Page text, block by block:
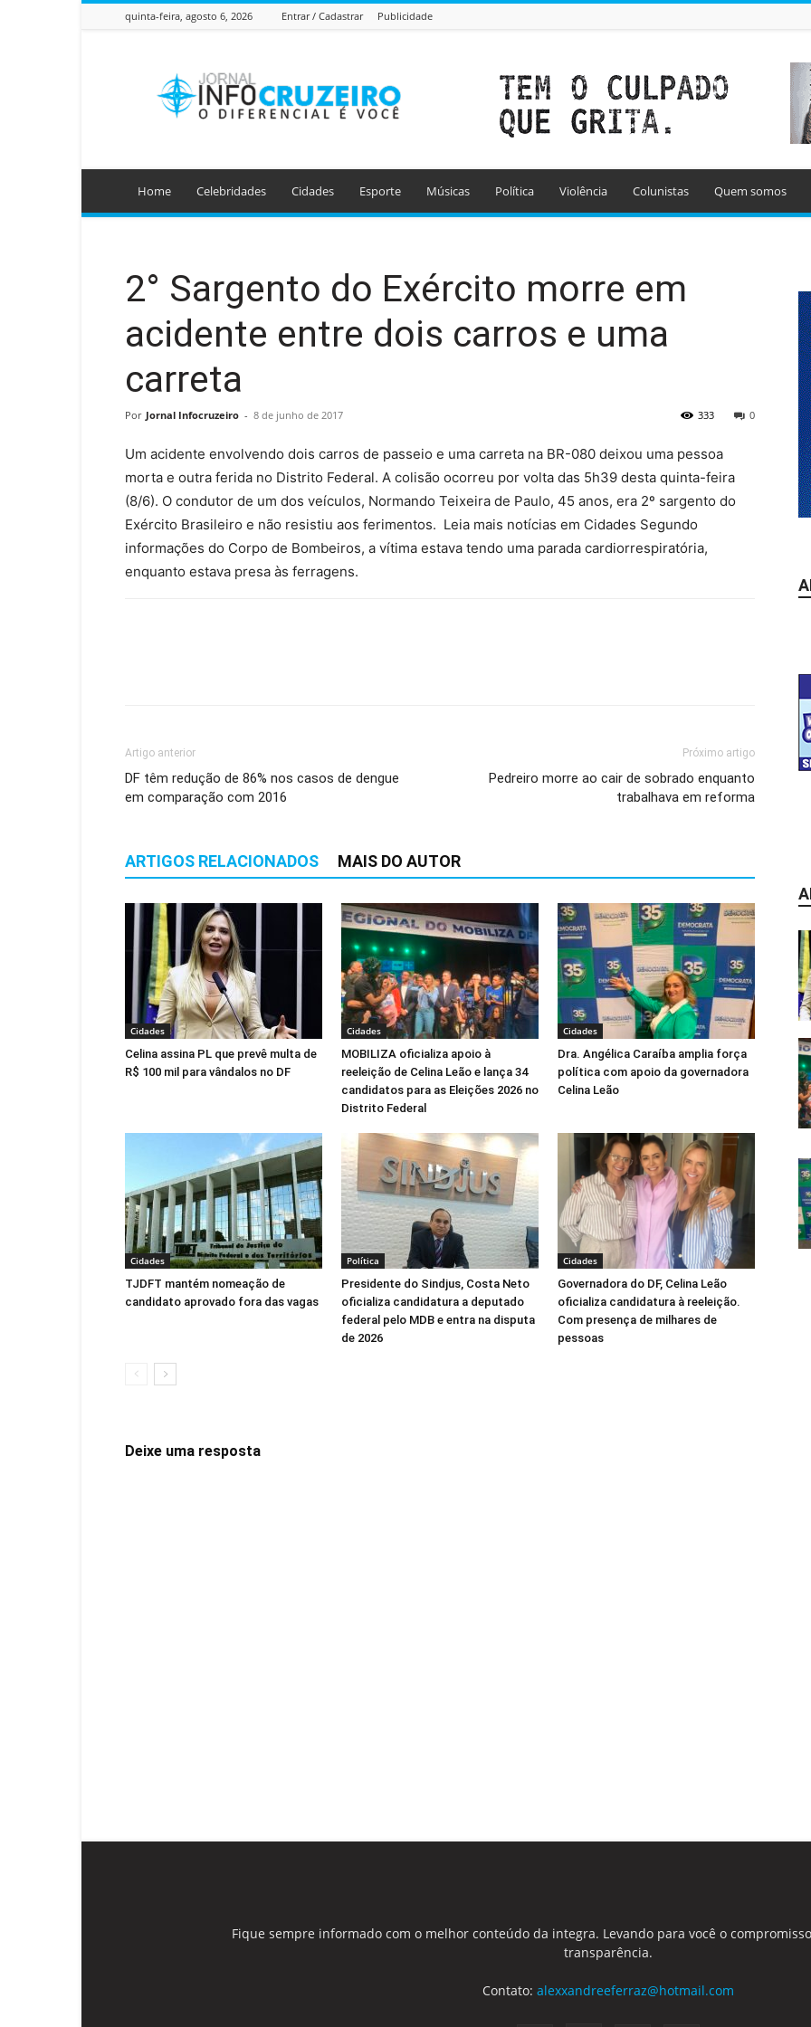
quinta-feira, agosto 6, 2026 Entrar / Cadastrar Publicidade
Info
Cruzeiro
Home Celebridades Cidades Esporte Músicas Política Violência Colunistas Quem somos
2° Sargento do Exército morre em
acidente entre dois carros e uma
carreta
Por Jornal Infocruzeiro - 8 de junho de 2017 0
333
Um acidente envolvendo dois carros de passeio e uma carreta na BR-080 deixou uma pessoa
morta e outra ferida no Distrito Federal. A colisão ocorreu por volta das 5h39 desta quinta-feira
(8/6). O condutor de um dos veículos, Normando Teixeira de Paulo, 45 anos, era 2º sargento do
Exército Brasileiro e não resistiu aos ferimentos. Leia mais notícias em Cidades Segundo
informações do Corpo de Bombeiros, a vítima estava tendo uma parada cardiorrespiratória,
enquanto estava presa às ferragens.
Artigo anterior
DF têm redução de 86% nos casos de dengue
em comparação com 2016
Próximo artigo
Pedreiro morre ao cair de sobrado enquanto
trabalhava em reforma
ARTIGOS RELACIONADOS MAIS DO AUTOR
Cidades
Celina assina PL que prevê multa de
R$ 100 mil para vândalos no DF
Cidades
MOBILIZA oficializa apoio à
reeleição de Celina Leão e lança 34
candidatos para as Eleições 2026 no
Distrito Federal
Cidades
Dra. Angélica Caraíba amplia força
política com apoio da governadora
Celina Leão
Cidades
TJDFT mantém nomeação de
candidato aprovado fora das vagas
Política
Presidente do Sindjus, Costa Neto
oficializa candidatura a deputado
federal pelo MDB e entra na disputa
de 2026
Cidades
Governadora do DF, Celina Leão
oficializa candidatura à reeleição.
Com presença de milhares de
pessoas
Deixe uma resposta
Fique sempre informado com o melhor conteúdo da integra. Levando para você o
transparência.
Contato: alexxandreeferraz@hotmail.com